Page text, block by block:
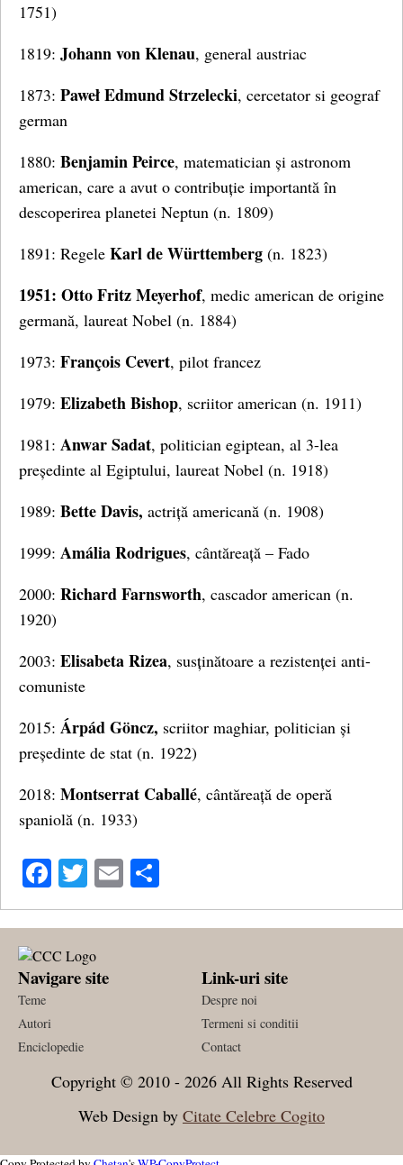
1751)
1819: Johann von Klenau, general austriac
1873: Paweł Edmund Strzelecki, cercetator si geograf
german
1880: Benjamin Peirce, matematician și astronom
american, care a avut o contribuție importantă în
descoperirea planetei Neptun (n. 1809)
1891: Regele Karl de Württemberg (n. 1823)
1951: Otto Fritz Meyerhof, medic american de origine
germană, laureat Nobel (n. 1884)
1973: François Cevert, pilot francez
1979: Elizabeth Bishop, scriitor american (n. 1911)
1981: Anwar Sadat, politician egiptean, al 3-lea
președinte al Egiptului, laureat Nobel (n. 1918)
1989: Bette Davis, actriță americană (n. 1908)
1999: Amália Rodrigues, cântăreață – Fado
2000: Richard Farnsworth, cascador american (n.
1920)
2003: Elisabeta Rizea, susținătoare a rezistenței anti-
comuniste
2015: Árpád Göncz, scriitor maghiar, politician și
președinte de stat (n. 1922)
2018: Montserrat Caballé, cântăreață de operă
spaniolă (n. 1933)
Facebook
Twitter
Email
Navigare site
Teme
Autori
Enciclopedie
Link-uri site
Despre noi
Termeni si conditii
Contact
Copyright © 2010 - 2026 All Rights Reserved
Web Design by Citate Celebre Cogito